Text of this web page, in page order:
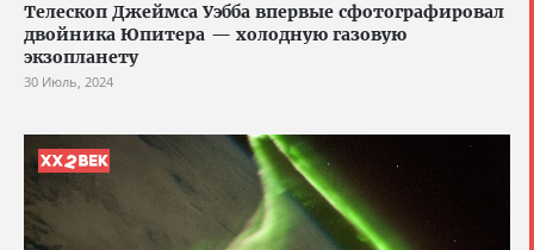
Телескоп Джеймса Уэбба впервые сфотографировал
двойника Юпитера — холодную газовую
экзопланету
30 Июль, 2024